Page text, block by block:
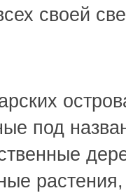
своей
под